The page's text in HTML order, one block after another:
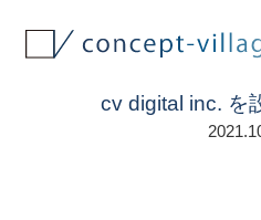
cv digital inc. を